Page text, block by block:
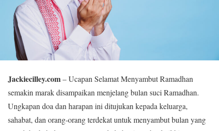
Jackiecilley.com– Ucapan Selamat Menyambut Ramadhan
semakin marak disampaikan menjelang bulan suci Ramadhan.
Ungkapan doa dan harapan ini ditujukan kepada keluarga,
sahabat, dan orang-orang terdekat untuk menyambut bulan yang